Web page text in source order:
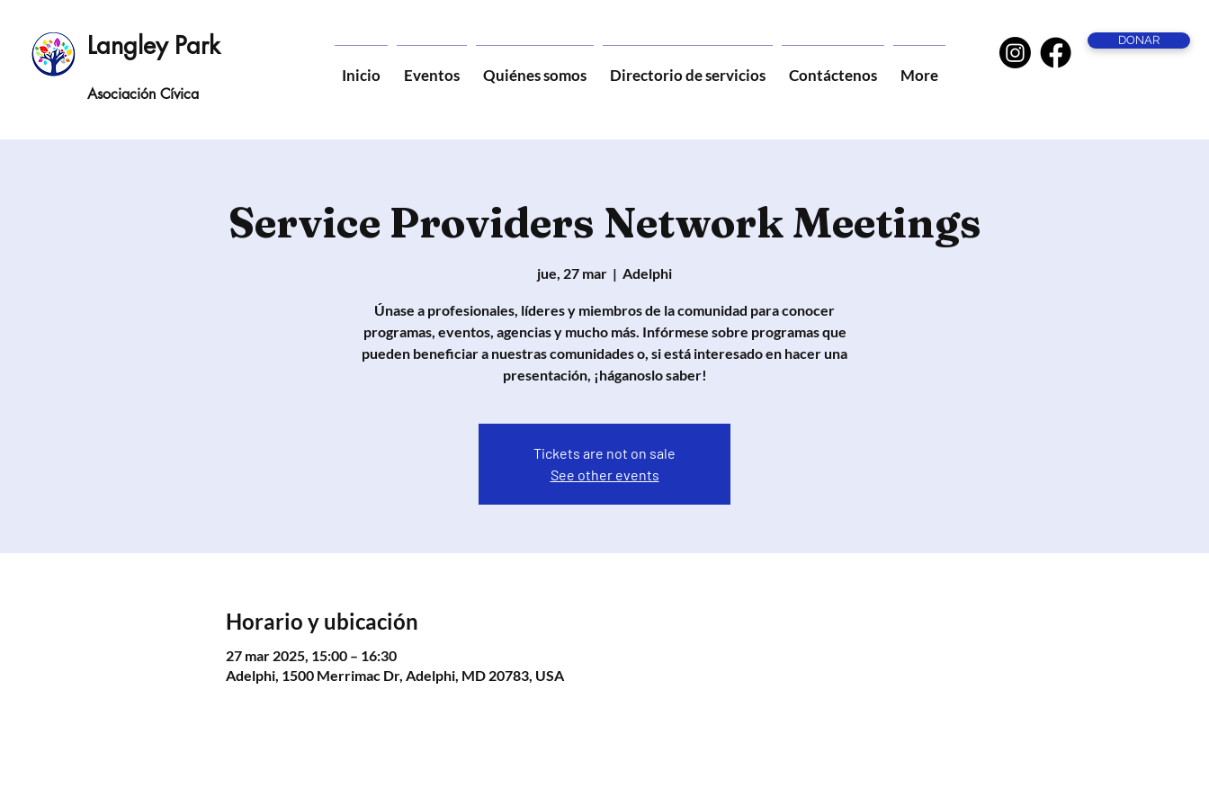
Langley Park
Asociación Cívica
Inicio Eventos Quiénes somos Directorio de servicios Contáctenos More
DONAR
Service Providers Network Meetings
jue, 27 mar
  |
Adelphi
Únase a profesionales, líderes y miembros de la comunidad para conocer
programas, eventos, agencias y mucho más. Infórmese sobre programas que
pueden beneficiar a nuestras comunidades o, si está interesado en hacer una
presentación, ¡háganoslo saber!
Tickets are not on sale
See other events
Horario y ubicación
27 mar 2025, 15:00 – 16:30
Adelphi, 1500 Merrimac Dr, Adelphi, MD 20783, USA